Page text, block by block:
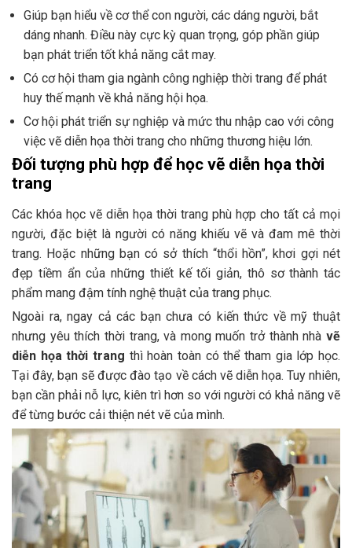
Giúp bạn hiểu về cơ thể con người, các dáng người, bắt
dáng nhanh. Điều này cực kỳ quan trọng, góp phần giúp
bạn phát triển tốt khả năng cắt may.
Có cơ hội tham gia ngành công nghiệp thời trang để phát
huy thế mạnh về khả năng hội họa.
Cơ hội phát triển sự nghiệp và mức thu nhập cao với công
việc vẽ diễn họa thời trang cho những thương hiệu lớn.
Đối tượng phù hợp để học vẽ diễn họa thời
trang
Các khóa học vẽ diễn họa thời trang phù hợp cho tất cả mọi
người, đặc biệt là người có năng khiếu vẽ và đam mê thời
trang. Hoặc những bạn có sở thích “thổi hồn”, khơi gợi nét
đẹp tiềm ẩn của những thiết kế tối giản, thô sơ thành tác
phẩm mang đậm tính nghệ thuật của trang phục.
Ngoài ra, ngay cả các bạn chưa có kiến thức về mỹ thuật
nhưng yêu thích thời trang, và mong muốn trở thành nhà vẽ
diễn họa thời trang thì hoàn toàn có thể tham gia lớp học.
Tại đây, bạn sẽ được đào tạo về cách vẽ diễn họa. Tuy nhiên,
bạn cần phải nỗ lực, kiên trì hơn so với người có khả năng vẽ
để từng bước cải thiện nét vẽ của mình.